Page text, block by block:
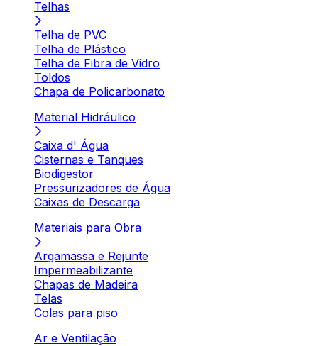
Telhas
Telha de PVC
Telha de Plástico
Telha de Fibra de Vidro
Toldos
Chapa de Policarbonato
Material Hidráulico
Caixa d' Água
Cisternas e Tanques
Biodigestor
Pressurizadores de Água
Caixas de Descarga
Materiais para Obra
Argamassa e Rejunte
Impermeabilizante
Chapas de Madeira
Telas
Colas para piso
Ar e Ventilação